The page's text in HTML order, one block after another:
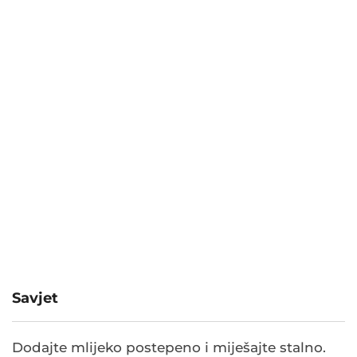
Savjet
Dodajte mlijeko postepeno i miješajte stalno.